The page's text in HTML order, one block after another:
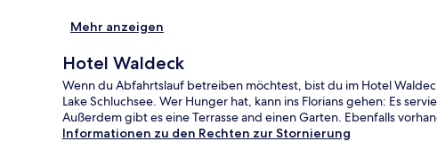
Mehr anzeigen
Hotel Waldeck
Wenn du Abfahrtslauf betreiben möchtest, bist du im Hotel
Lake Schluchsee. Wer Hunger hat, kann ins Florians gehen: Es
Außerdem gibt es eine Terrasse and einen Garten. Ebenfalls
Informationen zu den Rechten zur Stornierung